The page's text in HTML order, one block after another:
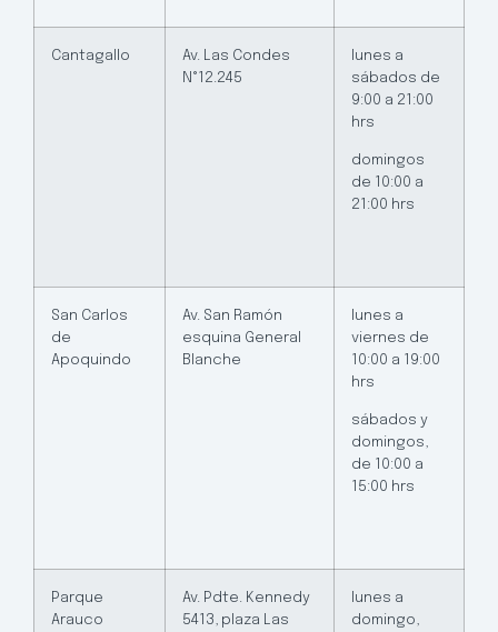
Cantagallo
Av. Las Condes
N°12.245
lunes a
sábados de
9:00 a 21:00
hrs
domingos
de 10:00 a
21:00 hrs
San Carlos
de
Apoquindo
Av. San Ramón
esquina General
Blanche
lunes a
viernes de
10:00 a 19:00
hrs
sábados y
domingos,
de 10:00 a
15:00 hrs
Parque
Arauco
Av. Pdte. Kennedy
5413, plaza Las
lunes a
domingo,